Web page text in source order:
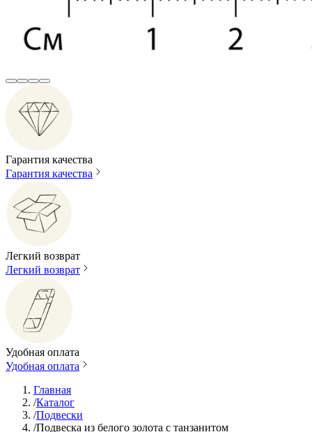
Гарантия качества
Гарантия качества
Легкий возврат
Легкий возврат
Удобная оплата
Удобная оплата
Главная
/Каталог
/Подвески
/Подвеска из белого золота с танзанитом